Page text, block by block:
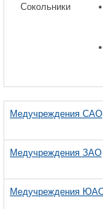
Сокольники
Медучреждения САО
Медучреждения ЗАО
Медучреждения